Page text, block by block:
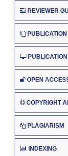
REVIEWER
OPEN
COPYRIGHT
PLAGIARISM
INDEXING